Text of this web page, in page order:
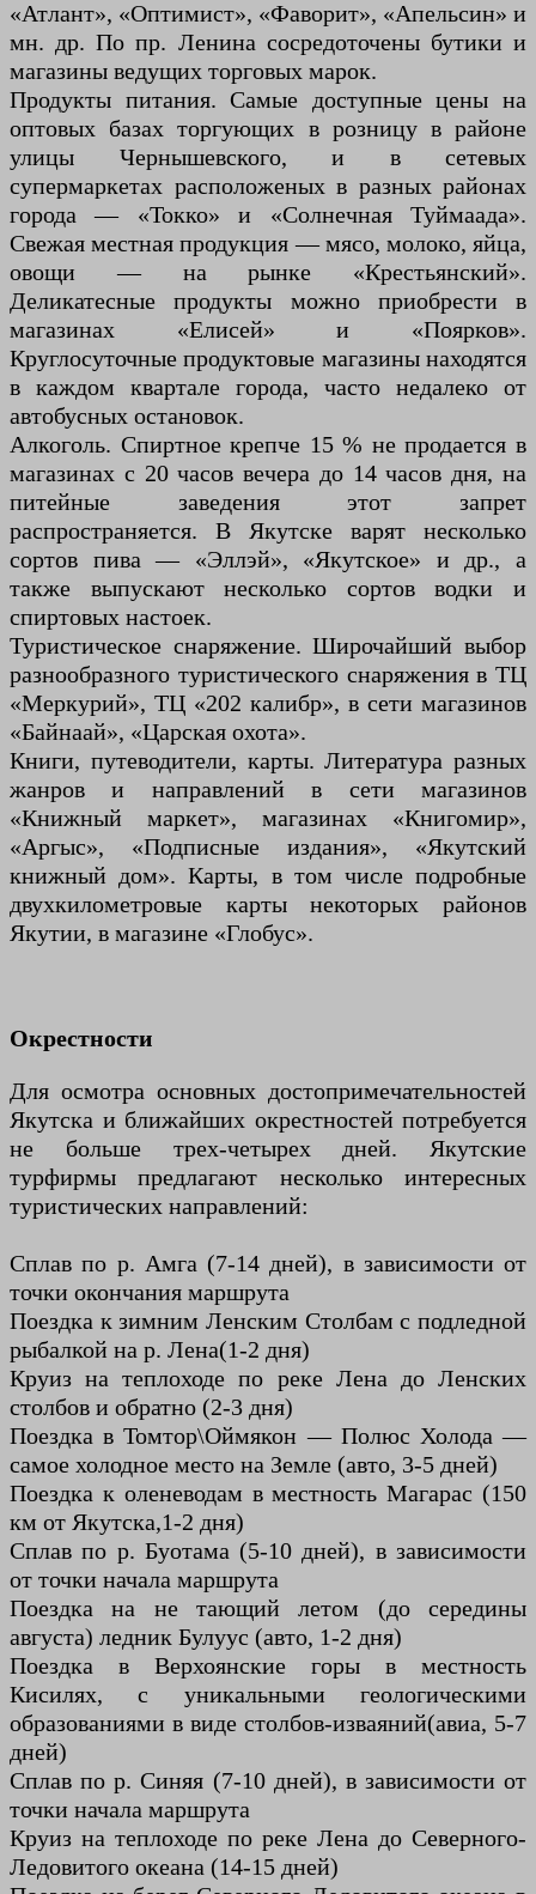
«Атлант», «Оптимист», «Фаворит», «Апельсин» и
мн. др. По пр. Ленина сосредоточены бутики и
магазины ведущих торговых марок.
Продукты питания. Самые доступные цены на
оптовых базах торгующих в розницу в районе
улицы Чернышевского, и в сетевых
супермаркетах расположеных в разных районах
города — «Токко» и «Солнечная Туймаада».
Свежая местная продукция — мясо, молоко, яйца,
овощи — на рынке «Крестьянский».
Деликатесные продукты можно приобрести в
магазинах «Елисей» и «Поярков».
Круглосуточные продуктовые магазины находятся
в каждом квартале города, часто недалеко от
автобусных остановок.
Алкоголь. Спиртное крепче 15 % не продается в
магазинах с 20 часов вечера до 14 часов дня, на
питейные заведения этот запрет
распространяется. В Якутске варят несколько
сортов пива — «Эллэй», «Якутское» и др., а
также выпускают несколько сортов водки и
спиртовых настоек.
Туристическое снаряжение. Широчайший выбор
разнообразного туристического снаряжения в ТЦ
«Меркурий», ТЦ «202 калибр», в сети магазинов
«Байнаай», «Царская охота».
Книги, путеводители, карты. Литература разных
жанров и направлений в сети магазинов
«Книжный маркет», магазинах «Книгомир»,
«Аргыс», «Подписные издания», «Якутский
книжный дом». Карты, в том числе подробные
двухкилометровые карты некоторых районов
Якутии, в магазине «Глобус».
Окрестности
Для осмотра основных достопримечательностей
Якутска и ближайших окрестностей потребуется
не больше трех-четырех дней. Якутские
турфирмы предлагают несколько интересных
туристических направлений:
Сплав по р. Амга (7-14 дней), в зависимости от
точки окончания маршрута
Поездка к зимним Ленским Столбам с подледной
рыбалкой на р. Лена(1-2 дня)
Круиз на теплоходе по реке Лена до Ленских
столбов и обратно (2-3 дня)
Поездка в Томтор\Оймякон — Полюс Холода —
самое холодное место на Земле (авто, 3-5 дней)
Поездка к оленеводам в местность Магарас (150
км от Якутска,1-2 дня)
Сплав по р. Буотама (5-10 дней), в зависимости
от точки начала маршрута
Поездка на не тающий летом (до середины
августа) ледник Булуус (авто, 1-2 дня)
Поездка в Верхоянские горы в местность
Кисилях, с уникальными геологическими
образованиями в виде столбов-изваяний(авиа, 5-7
дней)
Сплав по р. Синяя (7-10 дней), в зависимости от
точки начала маршрута
Круиз на теплоходе по реке Лена до Северного-
Ледовитого океана (14-15 дней)